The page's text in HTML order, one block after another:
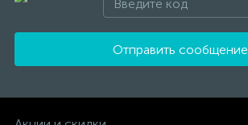
Отправить сообщение